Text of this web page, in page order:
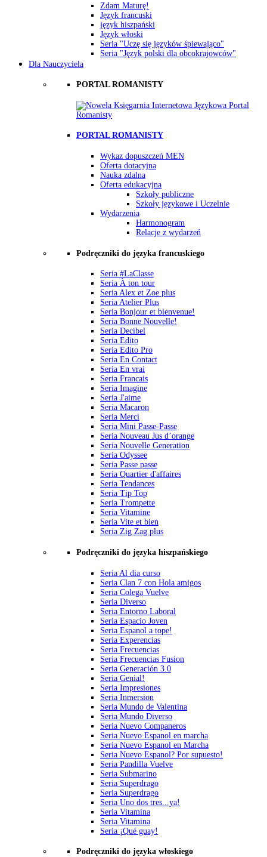
Zdam Maturę!
Język francuski
język hiszpański
Język włoski
Seria "Uczę się języków śpiewająco"
Seria "Język polski dla obcokrajowców"
Dla Nauczyciela
PORTAL ROMANISTY
PORTAL ROMANISTY
Wykaz dopuszczeń MEN
Oferta dotacyjna
Nauka zdalna
Oferta edukacyjna
Szkoły publiczne
Szkoły językowe i Uczelnie
Wydarzenia
Harmonogram
Relacje z wydarzeń
Podręczniki do języka francuskiego
Seria #LaClasse
Seria À ton tour
Seria Alex et Zoe plus
Seria Atelier Plus
Seria Bonjour et bienvenue!
Seria Bonne Nouvelle!
Seria Decibel
Seria Edito
Seria Edito Pro
Seria En Contact
Seria En vrai
Seria Francais
Seria Imagine
Seria J'aime
Seria Macaron
Seria Merci
Seria Mini Passe-Passe
Seria Nouveau Jus d’orange
Seria Nouvelle Generation
Seria Odyssee
Seria Passe passe
Seria Quartier d'affaires
Seria Tendances
Seria Tip Top
Seria Trompette
Seria Vitamine
Seria Vite et bien
Seria Zig Zag plus
Podręczniki do języka hiszpańskiego
Seria Al dia curso
Seria Clan 7 con Hola amigos
Seria Colega Vuelve
Seria Diverso
Seria Entorno Laboral
Seria Espacio Joven
Seria Espanol a tope!
Seria Experencias
Seria Frecuencias
Seria Frecuencias Fusion
Seria Generación 3.0
Seria Genial!
Seria Impresiones
Seria Inmersion
Seria Mundo de Valentina
Seria Mundo Diverso
Seria Nuevo Companeros
Seria Nuevo Espanol en marcha
Seria Nuevo Espanol en Marcha
Seria Nuevo Espanol? Por supuesto!
Seria Pandilla Vuelve
Seria Submarino
Seria Superdrago
Seria Superdrago
Seria Uno dos tres...ya!
Seria Vitamina
Seria Vitamina
Seria ¡Qué guay!
Podręczniki do języka włoskiego